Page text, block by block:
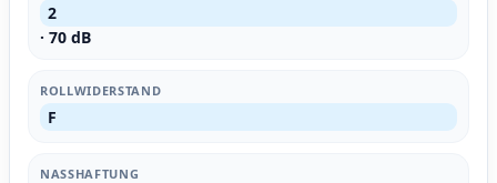
2
· 70 dB
ROLLWIDERSTAND
F
NASSHAFTUNG